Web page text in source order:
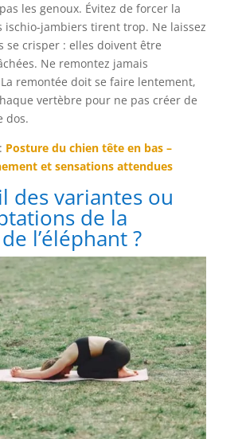
les genoux. Évitez de forcer la
ischio-jambiers tirent trop. Ne laissez
se crisper : elles doivent être
Ne remontez jamais
remontée doit se faire lentement,
vertèbre pour ne pas créer de
dos.
Posture du chien tête en bas –
et sensations attendues
des variantes ou
de la
l’éléphant ?